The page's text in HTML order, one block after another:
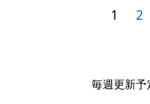
1 2
毎週更新予